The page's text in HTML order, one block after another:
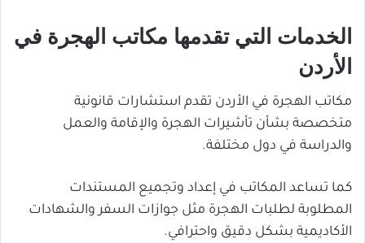
الخدمات التي تقدمها مكاتب الهجرة في
الأردن
مكاتب الهجرة في الأردن تقدم استشارات قانونية
متخصصة بشأن تأشيرات الهجرة والإقامة والعمل
والدراسة في دول مختلفة.
كما تساعد المكاتب في إعداد وتجميع المستندات
المطلوبة لطلبات الهجرة مثل جوازات السفر والشهادات
الأكاديمية بشكل دقيق واحترافي.